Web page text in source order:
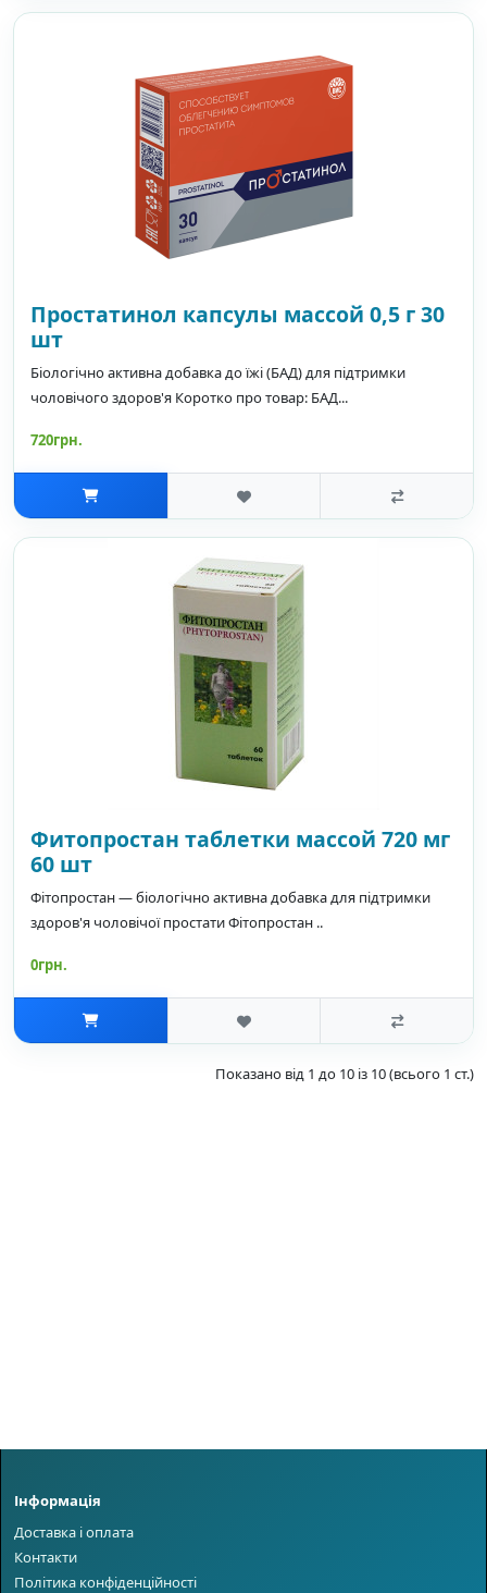
Простатинол капсулы массой 0,5 г 30
шт
Біологічно активна добавка до їжі (БАД) для підтримки
чоловічого здоров'я Коротко про товар: БАД...
720грн.
Фитопростан таблетки массой 720 мг
60 шт
Фітопростан — біологічно активна добавка для підтримки
здоров'я чоловічої простати Фітопростан ..
0грн.
Показано від 1 до 10 із 10 (всього 1 ст.)
Інформація
Доставка і оплата
Контакти
Політика конфіденційності